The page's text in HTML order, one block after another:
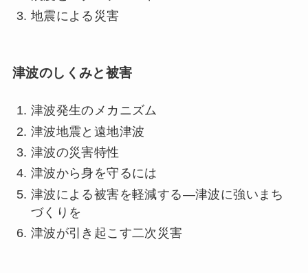
地震による災害
津波のしくみと被害
津波発生のメカニズム
津波地震と遠地津波
津波の災害特性
津波から身を守るには
津波による被害を軽減する―津波に強いまち
づくりを
津波が引き起こす二次災害